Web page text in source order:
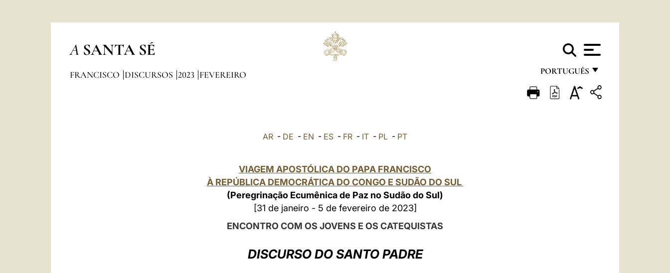
A SANTA SÉ
PORTUGUÊS
FRANÇAIS
FRANCISCO DISCURSOS 2023 FEVEREIRO
AR - DE - EN - ES - FR - IT - PL - PT
VIAGEM APOSTÓLICA DO PAPA FRANCISCO
À REPÚBLICA DEMOCRÁTICA DO CONGO E SUDÃO DO SUL
(Peregrinação Ecumênica de Paz no Sudão do Sul)
[31 de janeiro - 5 de fevereiro de 2023]
ENCONTRO COM OS JOVENS E OS CATEQUISTAS
DISCURSO DO SANTO PADRE